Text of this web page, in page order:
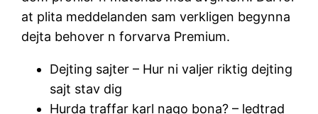
at plita meddelanden sam verkligen begynna
dejta behover n forvarva Premium.
Dejting sajter – Hur ni valjer riktig dejting
sajt stav dig
Hurda traffar karl nago bona? – ledtrad